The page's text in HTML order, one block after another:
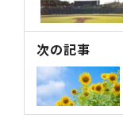
次の記事